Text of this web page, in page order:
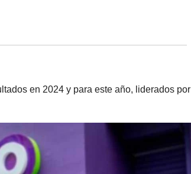
en 2024 y para este año, liderados por